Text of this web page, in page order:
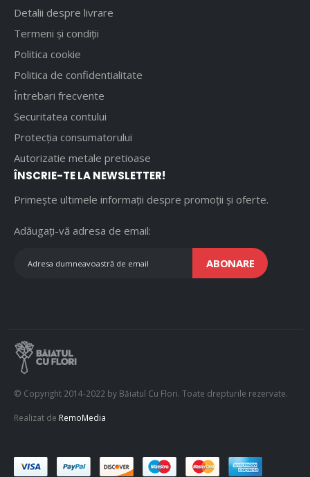
Detalii despre livrare
Termeni și condiții
Politica cookie
Politica de confidentialitate
Întrebari frecvente
Securitatea contului
Protecția consumatorului
Autorizatie metale pretioase
ÎNSCRIE-TE LA NEWSLETTER!
Primește ultimele informații despre promoții și oferte.
Adăugați-vă adresa de email:
ABONARE
© Copyright 2014-2022 by Băiatul Cu Flori. Toate drepturile rezervate.
Realizat de RemoMedia